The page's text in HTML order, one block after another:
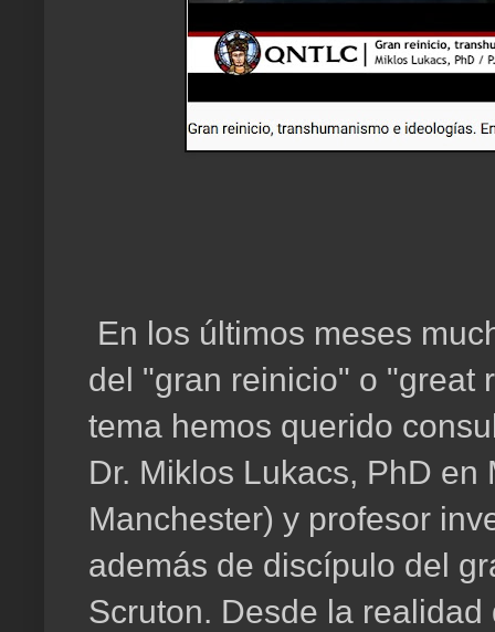
En los últimos meses
del "gran reinicio" o "great
tema hemos querido
Dr. Miklos Lukacs, PhD
Manchester) y profesor
además de discípulo del
Scruton. Desde la